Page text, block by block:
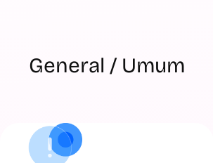
General / Umum